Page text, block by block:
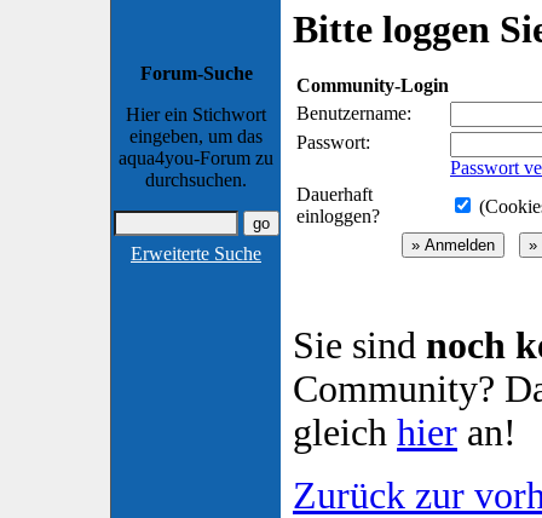
Forum-Suche
Hier ein Stichwort
eingeben, um das
aqua4you-Forum zu
durchsuchen.
Erweiterte Suche
Bitte loggen
Community-Login
Benutzername:
Passwort:
Passwort
Dauerhaft
einloggen?
Sie sind noch
Community?
gleich hier an!
Zurück zur